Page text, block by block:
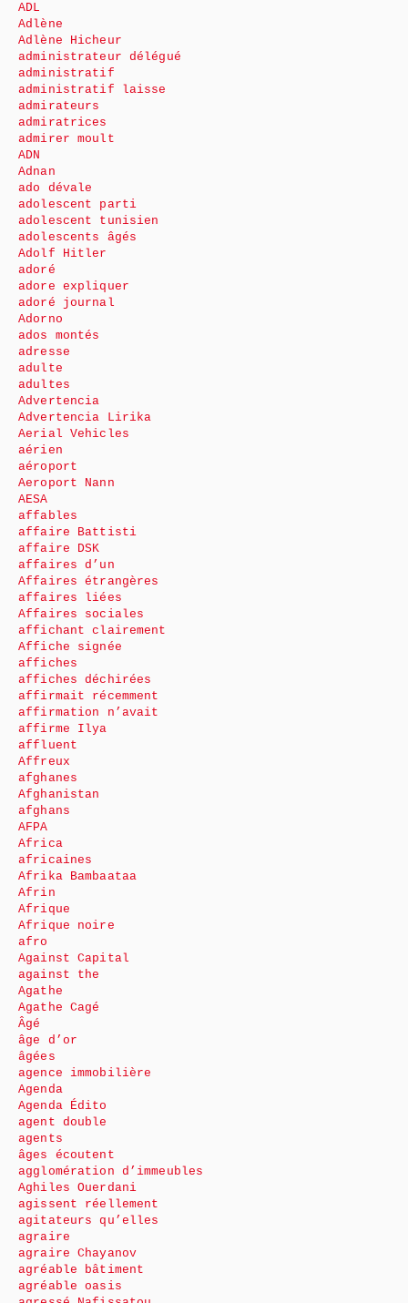
ADL
Adlène
Adlène Hicheur
administrateur délégué
administratif
administratif laisse
admirateurs
admiratrices
admirer moult
ADN
Adnan
ado dévale
adolescent parti
adolescent tunisien
adolescents âgés
Adolf Hitler
adoré
adore expliquer
adoré journal
Adorno
ados montés
adresse
adulte
adultes
Advertencia
Advertencia Lirika
Aerial Vehicles
aérien
aéroport
Aeroport Nann
AESA
affables
affaire Battisti
affaire DSK
affaires d’un
Affaires étrangères
affaires liées
Affaires sociales
affichant clairement
Affiche signée
affiches
affiches déchirées
affirmait récemment
affirmation n’avait
affirme Ilya
affluent
Affreux
afghanes
Afghanistan
afghans
AFPA
Africa
africaines
Afrika Bambaataa
Afrin
Afrique
Afrique noire
afro
Against Capital
against the
Agathe
Agathe Cagé
Âgé
âge d’or
âgées
agence immobilière
Agenda
Agenda Édito
agent double
agents
âges écoutent
agglomération d’immeubles
Aghiles Ouerdani
agissent réellement
agitateurs qu’elles
agraire
agraire Chayanov
agréable bâtiment
agréable oasis